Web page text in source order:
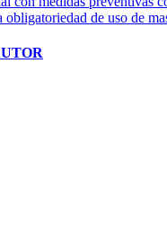
de uso de